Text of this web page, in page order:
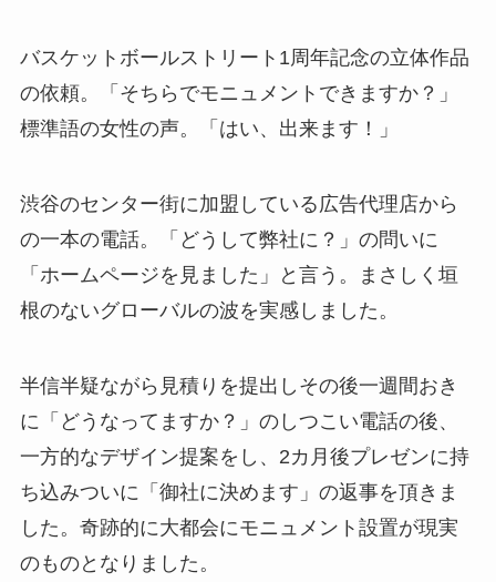
バスケットボールストリート1周年記念の立体作品
の依頼。「そちらでモニュメントできますか？」
標準語の女性の声。「はい、出来ます！」
渋谷のセンター街に加盟している広告代理店から
の一本の電話。「どうして弊社に？」の問いに
「ホームページを見ました」と言う。まさしく垣
根のないグローバルの波を実感しました。
半信半疑ながら見積りを提出しその後一週間おき
に「どうなってますか？」のしつこい電話の後、
一方的なデザイン提案をし、2カ月後プレゼンに持
ち込みついに「御社に決めます」の返事を頂きま
した。奇跡的に大都会にモニュメント設置が現実
のものとなりました。